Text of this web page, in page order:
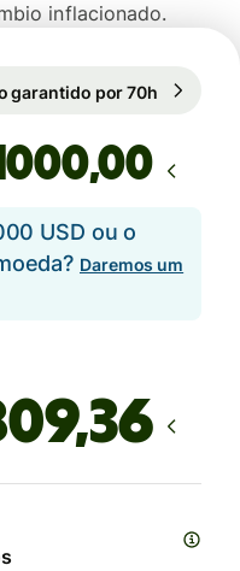
inflacionado.
garantido por 70h
,00
USD ou o
Daremos um